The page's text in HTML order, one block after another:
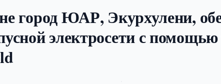
город ЮАР, Экурхулени,
электросети с